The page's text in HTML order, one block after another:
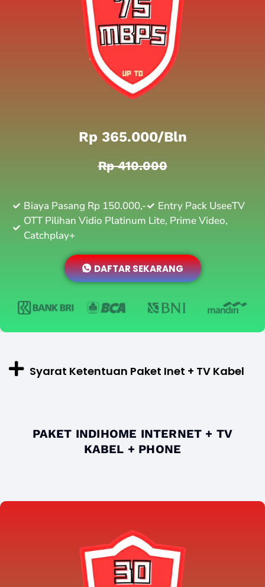
Rp 365.000/bln
Rp 410.000
Biaya Pasang Rp 150.000,-
Entry Pack UseeTV
OTT Pilihan Vidio Platinum Lite, Prime Video,
Catchplay+
DAFTAR SEKARANG
Syarat Ketentuan Paket Inet + TV Kabel
PAKET INDIHOME INTERNET + TV
KABEL + PHONE